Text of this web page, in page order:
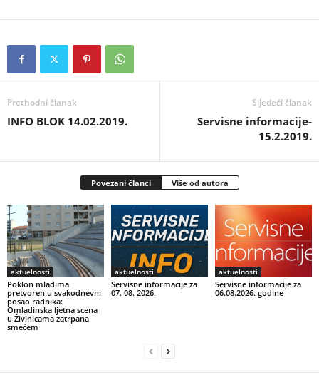
Prethodni članak
INFO BLOK 14.02.2019.
Sljedeći članak
Servisne informacije-
15.2.2019.
Povezani članci Više od autora
aktuelnosti
Poklon mladima
pretvoren u svakodnevni
posao radnika:
Omladinska ljetna scena
u Živinicama zatrpana
smećem
aktuelnosti
Servisne informacije za
07. 08. 2026.
aktuelnosti
Servisne informacije za
06.08.2026. godine